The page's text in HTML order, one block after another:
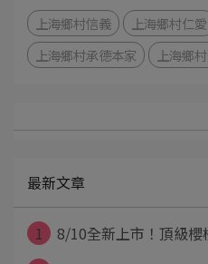
上海鄉村信義 上海鄉村仁愛
上海鄉村承德本家
上海鄉
最新文章
1
8/10全新上市！頂級